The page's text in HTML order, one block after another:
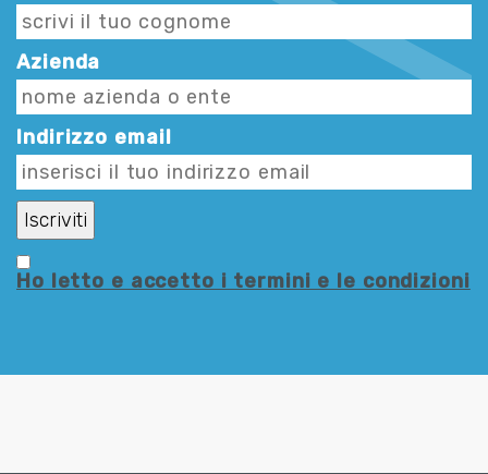
Azienda
Indirizzo email
Ho letto e accetto i termini e le condizioni